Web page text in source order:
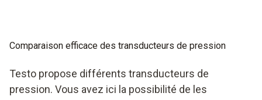
Comparaison efficace des transducteurs de pression
Testo propose différents transducteurs de
pression. Vous avez ici la possibilité de les